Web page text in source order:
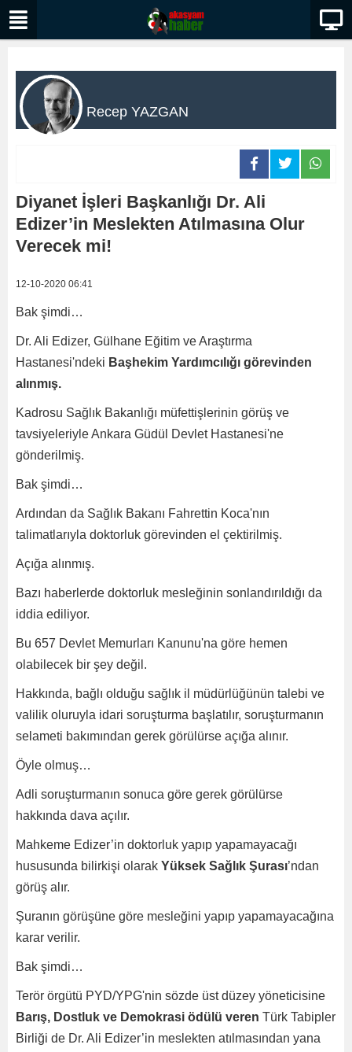
Recep YAZGAN
Diyanet İşleri Başkanlığı Dr. Ali
Edizer’in Meslekten Atılmasına Olur
Verecek mi!
12-10-2020 06:41
Bak şimdi…
Dr. Ali Edizer, Gülhane Eğitim ve Araştırma
Hastanesi'ndeki Başhekim Yardımcılığı görevinden
alınmış.
Kadrosu Sağlık Bakanlığı müfettişlerinin görüş ve
tavsiyeleriyle Ankara Güdül Devlet Hastanesi'ne
gönderilmiş.
Bak şimdi…
Ardından da Sağlık Bakanı Fahrettin Koca'nın
talimatlarıyla doktorluk görevinden el çektirilmiş.
Açığa alınmış.
Bazı haberlerde doktorluk mesleğinin sonlandırıldığı da
iddia ediliyor.
Bu 657 Devlet Memurları Kanunu'na göre hemen
olabilecek bir şey değil.
Hakkında, bağlı olduğu sağlık il müdürlüğünün talebi ve
valilik oluruyla idari soruşturma başlatılır, soruşturmanın
selameti bakımından gerek görülürse açığa alınır.
Öyle olmuş…
Adli soruşturmanın sonuca göre gerek görülürse
hakkında dava açılır.
Mahkeme Edizer’in doktorluk yapıp yapamayacağı
hususunda bilirkişi olarak Yüksek Sağlık Şurası’ndan
görüş alır.
Şuranın görüşüne göre mesleğini yapıp yapamayacağına
karar verilir.
Bak şimdi…
Terör örgütü PYD/YPG'nin sözde üst düzey yöneticisine
Barış, Dostluk ve Demokrasi ödülü veren Türk Tabipler
Birliği de Dr. Ali Edizer’in meslekten atılmasından yana